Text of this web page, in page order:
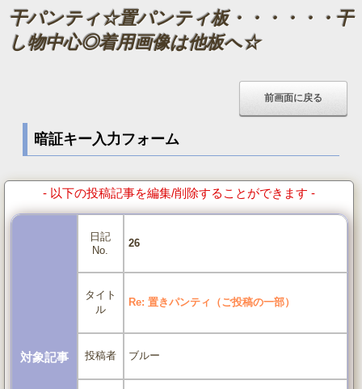
干パンティ☆置パンティ板・・・・・・干
し物中心◎着用画像は他板へ☆
暗証キー入力フォーム
- 以下の投稿記事を編集/削除することができます -
対象記事
日記
No.
26
タイト
ル
Re: 置きパンティ（ご投稿の一部）
投稿者 ブルー